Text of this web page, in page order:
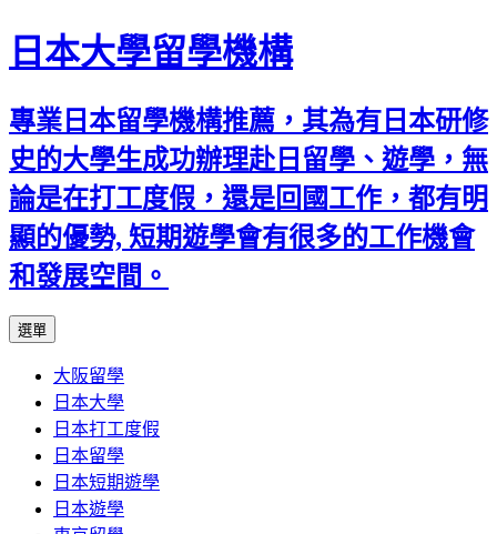
日本大學留學機構
專業日本留學機構推薦，其為有日本研修
史的大學生成功辦理赴日留學、遊學，無
論是在打工度假，還是回國工作，都有明
顯的優勢, 短期遊學會有很多的工作機會
和發展空間。
選單
內
容
大阪留學
日本大學
日本打工度假
日本留學
日本短期遊學
日本遊學